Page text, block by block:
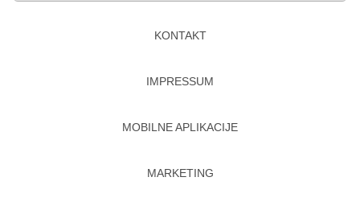
KONTAKT
IMPRESSUM
MOBILNE APLIKACIJE
MARKETING